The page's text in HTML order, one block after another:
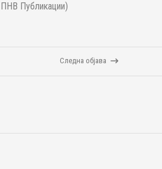
ПНВ Публикации)
Следна објава